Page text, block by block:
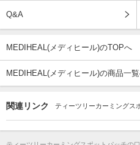
Q&A
MEDIHEAL(メディヒール)のTOPへ
MEDIHEAL(メディヒール)の商品一
関連リンク ティーツリーカーミングス